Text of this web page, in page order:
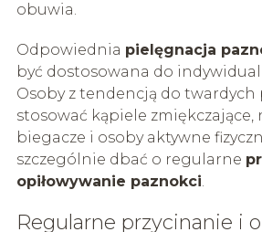
obuwia.
Odpowiednia pielęgnacja
być dostosowana do
Osoby z tendencją do
stosować kąpiele
biegacze i osoby aktywne
szczególnie dbać o regularne
opiłowywanie paznokci.
Regularne przycinanie i